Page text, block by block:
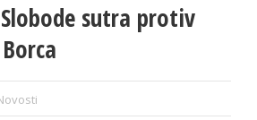
sutra protiv